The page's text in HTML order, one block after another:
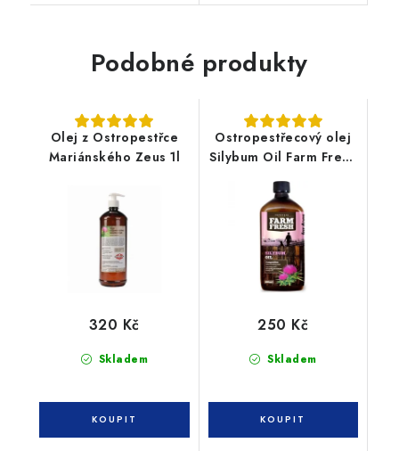
Podobné produkty
Olej z Ostropestřce
Mariánského Zeus 1l
Skladem
320 Kč
Ostropestřecový olej
Silybum Oil Farm Fresh
Skladem
250 Kč